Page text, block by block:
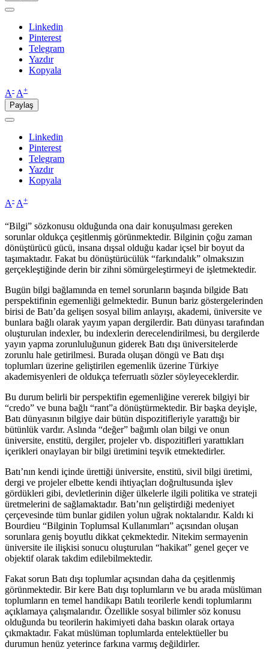
Linkedin
Pinterest
Telegram
Yazdır
Kopyala
A- A+
Paylaş
Linkedin
Pinterest
Telegram
Yazdır
Kopyala
A- A+
“Bilgi” sözkonusu olduğunda ona dair konuşulması gereken
sorunlar oldukça çeşitlenmiş görünmektedir. Bilginin çoğu zaman
dönüştürücü gücü, insana dışsal olduğu kadar içsel bir boyut da
taşımaktadır. Fakat bu dönüştürücülük “farkındalık” olmaksızın
gerçekleştiğinde derin bir zihni sömürgeleştirmeyi de işletmektedir.
Bugün bilgi bağlamında en temel sorunların başında bilgide Batı
perspektifinin egemenliği gelmektedir. Bunun bariz göstergelerinden
birisi de Batı’da gelişen sosyal bilim anlayışı, akademi, üniversite ve
bunlara bağlı olarak yayım yapan dergilerdir. Batı dünyası tarafından
oluşturulan indexler, bu indexlerin derecelendirilmesi, bu dergilerde
yayın yapma zorunluluğunun giderek Batı dışı üniversitelerde
zorunlu hale getirilmesi. Burada oluşan döngü ve Batı dışı
toplumları üzerine geliştirilen egemenlik üzerine Türkiye
akademisyenleri de oldukça teferruatlı sözler söyleyeceklerdir.
Bu durum belirli bir perspektifin egemenliğine vererek bilgiyi bir
“credo” ve buna bağlı “rant”a dönüştürmektedir. Bir başka deyişle,
Batı dünyasının bilgiye dair bütün dispozitifleriyle yarattığı bir
bütünlük vardır. Aslında “değer” bağımlı olan bilgi ve onun
üniversite, enstitü, dergiler, projeler vb. dispozitifleri yarattıkları
içerikleri onaylayan bir bilgi üretimini teşvik etmektedirler.
Batı’nın kendi içinde ürettiği üniversite, enstitü, sivil bilgi üretimi,
dergi ve projeler elbette kendi ihtiyaçları doğrultusunda işlev
gördükleri gibi, devletlerinin diğer ülkelerle ilgili politika ve strateji
üretmelerini de sağlamaktadır. Batı’nın geliştirdiği medeniyet
çerçevesinde tüm bunlar gidilen yolun uğrak noktalarıdır. Kaldı ki
Bourdieu “Bilginin Toplumsal Kullanımları” açısından oluşan
sorunlara geniş boyutlu dikkat çekmektedir. Nitekim sermayenin
üniversite ile ilişkisi sonucu oluşturulan “hakikat” genel geçer ve
objektif olarak takdim edilebilmektedir.
Fakat sorun Batı dışı toplumlar açısından daha da çeşitlenmiş
görünmektedir. Bir kere Batı dışı toplumların ve bu arada müslüman
toplumların en temel handikapı Batılı teorilerle kendi toplumlarını
açıklamaya çalışmalarıdır. Özellikle sosyal bilimler söz konusu
olduğunda bu teorilerin hakimiyeti daha baskın olarak ortaya
çıkmaktadır. Fakat müslüman toplumlarda entelektüeller bu
durumun henüz yeterince farkına varmış değildirler.